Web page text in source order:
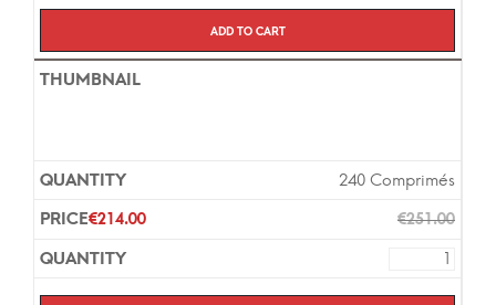
Add to cart
240 Comprimés
€251.00
€214.00